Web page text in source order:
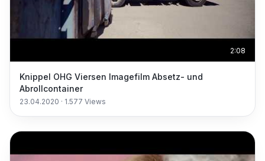
2:08
Knippel OHG Viersen Imagefilm Absetz- und
Abrollcontainer
23.04.2020 · 1.577 Views